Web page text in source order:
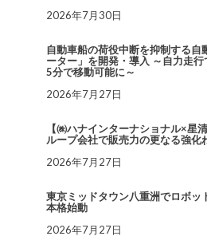
2026年7月30日
自動車船の荷役中断を抑制する自
ーター」を開発・導入 ～自力走
5分で移動可能に～
2026年7月27日
【㈱ハナインターナショナル×星
ループ会社で販売力の更なる強化
2026年7月27日
東京ミッドタウン八重洲でロボッ
本格始動
2026年7月27日